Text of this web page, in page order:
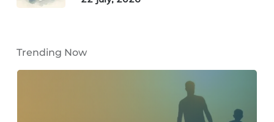
Trending Now